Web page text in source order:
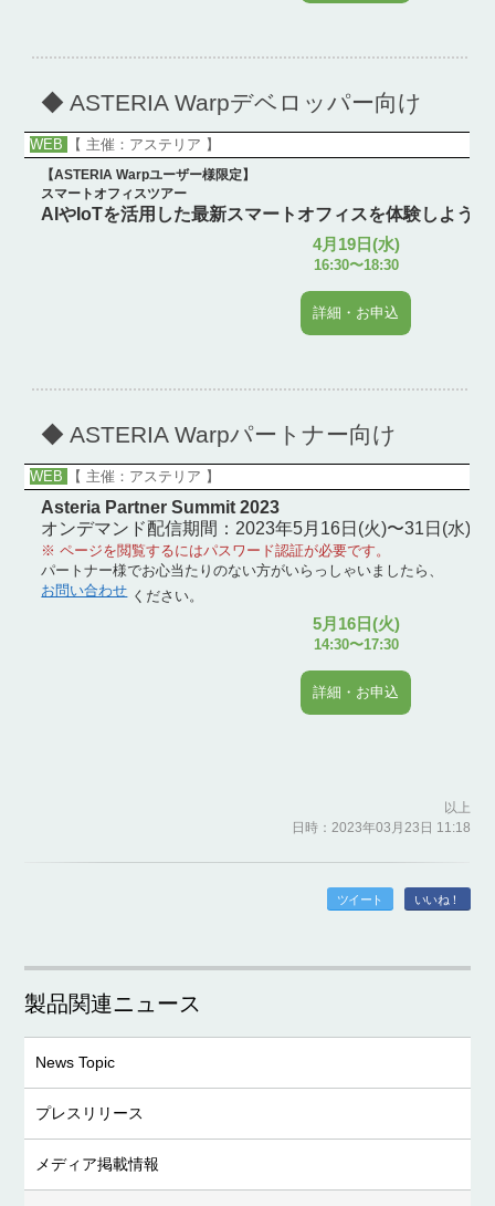
◆ ASTERIA Warpデベロッパー向け
WEB 【 主催：アステリア 】
【ASTERIA Warpユーザー様限定】
スマートオフィスツアー
AIやIoTを活用した最新スマートオフィスを体験しよう
4月19日(水)
16:30〜18:30
詳細・お申込
◆ ASTERIA Warpパートナー向け
WEB 【 主催：アステリア 】
Asteria Partner Summit 2023
オンデマンド配信期間：2023年5月16日(火)〜31日(水)
※ ページを閲覧するにはパスワード認証が必要です。
パートナー様でお心当たりのない方がいらっしゃいましたら、
お問い合わせ ください。
5月16日(火)
14:30〜17:30
詳細・お申込
以上
日時：2023年03月23日 11:18
ツイート いいね！
製品関連ニュース
News Topic
プレスリリース
メディア掲載情報